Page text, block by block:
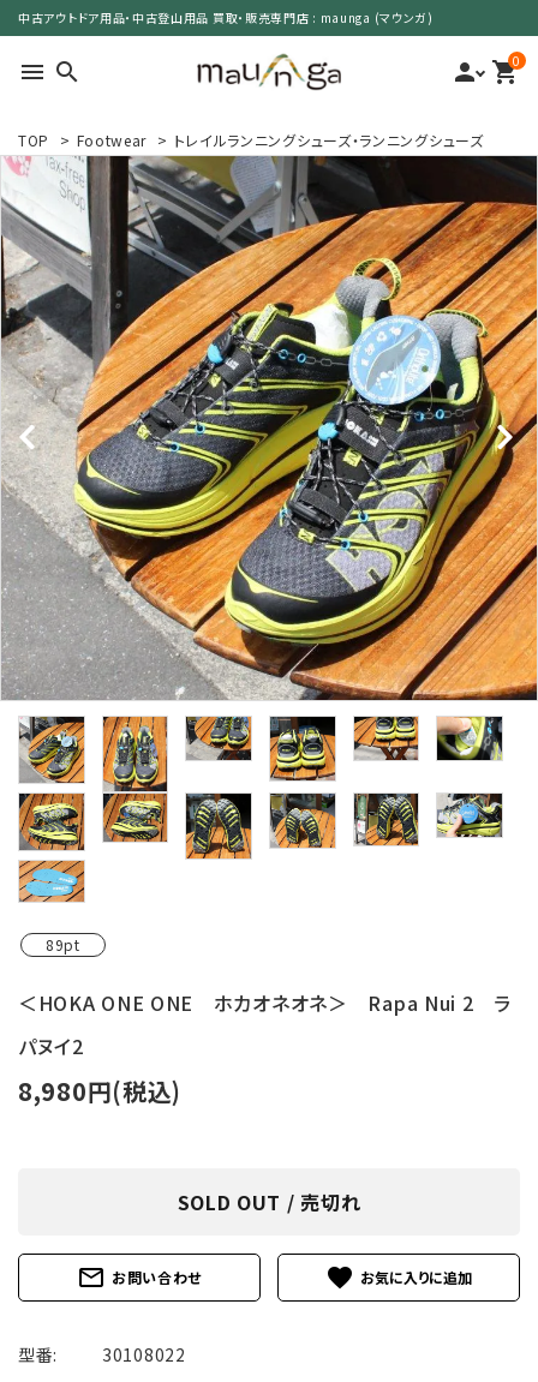
中古アウトドア用品・中古登山用品 買取・販売専門店 : maunga (マウンガ)
menu search person 0
shopping_cart
search
カテゴリーで選ぶ
サイズで選ぶ
特集で選ぶ
価格で選ぶ
買取案内
レンタル・修理
店舗情報
POLICY
INFORMATION
ACCOUNT MENU
ようこそ ゲスト 様
meeting_room ログイン
TOP > Footwear > トレイルランニングシューズ・ランニングシューズ
89pt
＜HOKA ONE ONE ホカオネオネ＞ Rapa Nui 2 ラ
パヌイ2
8,980円(税込)
SOLD OUT / 売切れ
mail_outline お問い合わせ favorite
型番: 30108022